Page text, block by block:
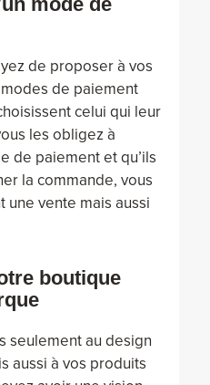
de proposer à vos
de paiement
celui qui leur
les obligez à
de paiement et qu’ils
la commande, vous
une vente mais aussi
boutique
seulement au design
aussi à vos produits